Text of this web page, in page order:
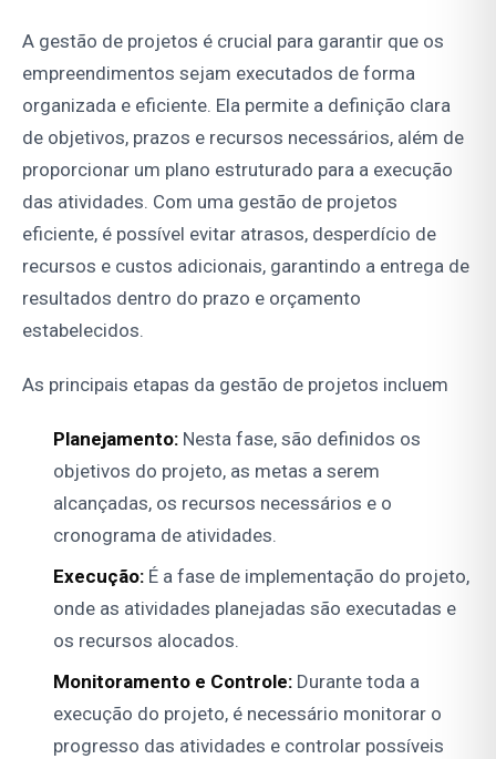
A gestão de projetos é crucial para garantir que os
empreendimentos sejam executados de forma
organizada e eficiente. Ela permite a definição clara
de objetivos, prazos e recursos necessários, além de
proporcionar um plano estruturado para a execução
das atividades. Com uma gestão de projetos
eficiente, é possível evitar atrasos, desperdício de
recursos e custos adicionais, garantindo a entrega de
resultados dentro do prazo e orçamento
estabelecidos.
As principais etapas da gestão de projetos incluem
Planejamento: Nesta fase, são definidos os
objetivos do projeto, as metas a serem
alcançadas, os recursos necessários e o
cronograma de atividades.
Execução: É a fase de implementação do projeto,
onde as atividades planejadas são executadas e
os recursos alocados.
Monitoramento e Controle: Durante toda a
execução do projeto, é necessário monitorar o
progresso das atividades e controlar possíveis